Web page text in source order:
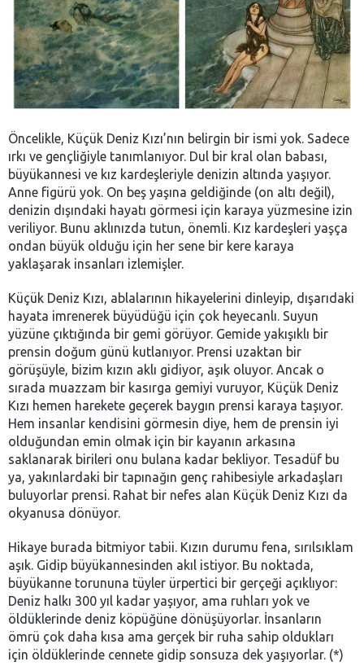
Öncelikle, Küçük Deniz Kızı’nın belirgin bir ismi yok. Sadece
ırkı ve gençliğiyle tanımlanıyor. Dul bir kral olan babası,
büyükannesi ve kız kardeşleriyle denizin altında yaşıyor.
Anne figürü yok. On beş yaşına geldiğinde (on altı değil),
denizin dışındaki hayatı görmesi için karaya yüzmesine izin
veriliyor. Bunu aklınızda tutun, önemli. Kız kardeşleri yaşça
ondan büyük olduğu için her sene bir kere karaya
yaklaşarak insanları izlemişler.
Küçük Deniz Kızı, ablalarının hikayelerini dinleyip, dışarıdaki
hayata imrenerek büyüdüğü için çok heyecanlı. Suyun
yüzüne çıktığında bir gemi görüyor. Gemide yakışıklı bir
prensin doğum günü kutlanıyor. Prensi uzaktan bir
görüşüyle, bizim kızın aklı gidiyor, aşık oluyor. Ancak o
sırada muazzam bir kasırga gemiyi vuruyor, Küçük Deniz
Kızı hemen harekete geçerek baygın prensi karaya taşıyor.
Hem insanlar kendisini görmesin diye, hem de prensin iyi
olduğundan emin olmak için bir kayanın arkasına
saklanarak birileri onu bulana kadar bekliyor. Tesadüf bu
ya, yakınlardaki bir tapınağın genç rahibesiyle arkadaşları
buluyorlar prensi. Rahat bir nefes alan Küçük Deniz Kızı da
okyanusa dönüyor.
Hikaye burada bitmiyor tabii. Kızın durumu fena, sırılsıklam
aşık. Gidip büyükannesinden akıl istiyor. Bu noktada,
büyükanne torununa tüyler ürpertici bir gerçeği açıklıyor:
Deniz halkı 300 yıl kadar yaşıyor, ama ruhları yok ve
öldüklerinde deniz köpüğüne dönüşüyorlar. İnsanların
ömrü çok daha kısa ama gerçek bir ruha sahip oldukları
için öldüklerinde cennete gidip sonsuza dek yaşıyorlar. (*)